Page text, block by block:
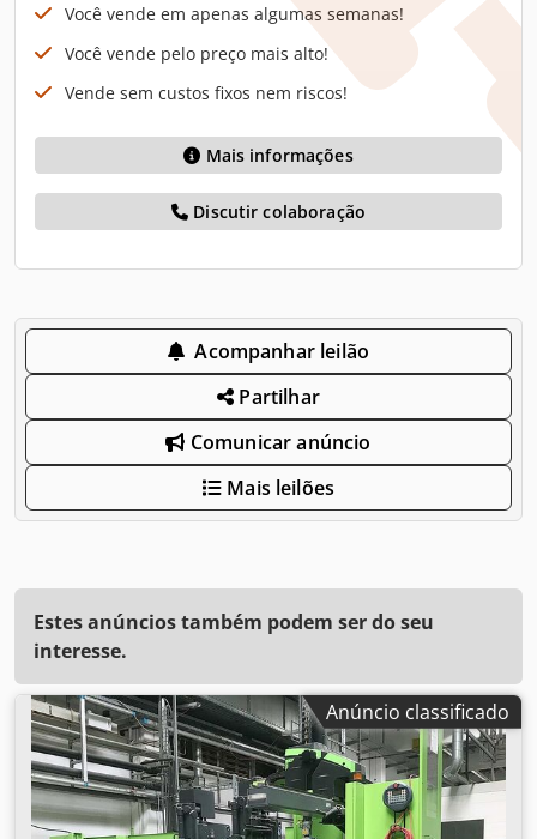
Você vende em apenas algumas semanas!
Você vende pelo preço mais alto!
Vende sem custos fixos nem riscos!
Mais informações
Discutir colaboração
Acompanhar leilão
Partilhar
Comunicar anúncio
Mais leilões
Estes anúncios também podem ser do seu
interesse.
Anúncio classificado